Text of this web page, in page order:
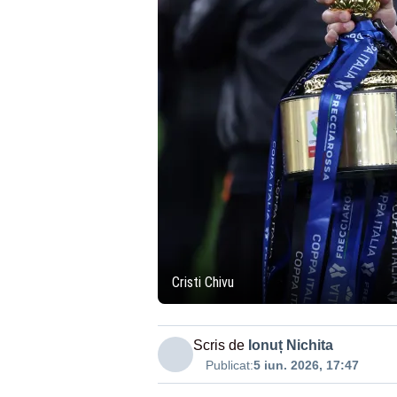
Cristi Chivu
Scris de Ionuț Nichita
Publicat:5 iun. 2026, 17:47